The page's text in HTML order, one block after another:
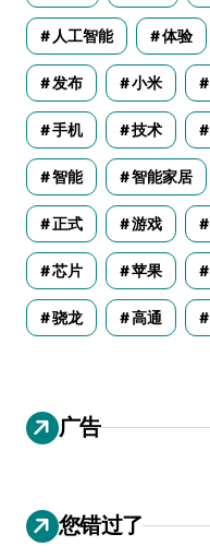
人工智能 体验
发布 小米
手机 技术
智能 智能家居
正式 游戏
芯片 苹果
骁龙 高通
广告
您错过了